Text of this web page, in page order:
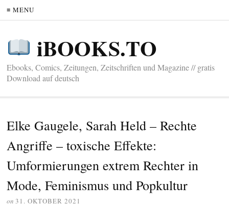
≡ MENU
iBOOKS.TO
Ebooks, Comics, Zeitungen, Zeitschriften und Magazine // gratis
Download auf deutsch
Elke Gaugele, Sarah Held – Rechte
Angriffe – toxische Effekte:
Umformierungen extrem Rechter in
Mode, Feminismus und Popkultur
on 31. OKTOBER 2021